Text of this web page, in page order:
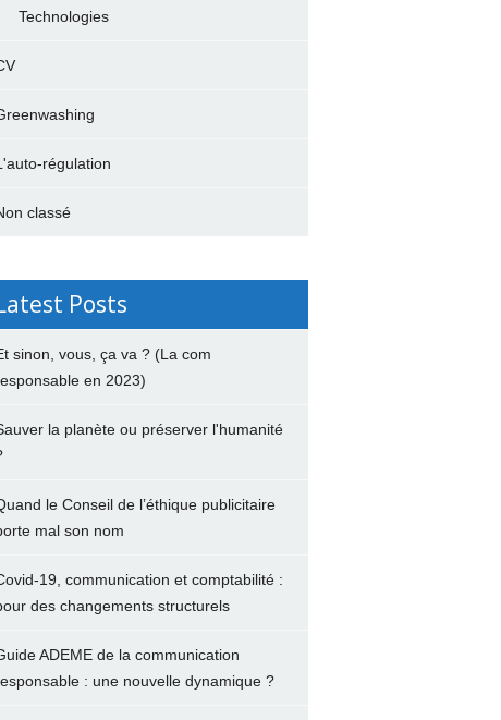
Technologies
régulation
classé
Posts
sinon, vous, ça va ? (La com
en 2023)
la planète ou préserver l'humanité
le Conseil de l’éthique publicitaire
mal son nom
19, communication et comptabilité :
des changements structurels
ADEME de la communication
: une nouvelle dynamique ?